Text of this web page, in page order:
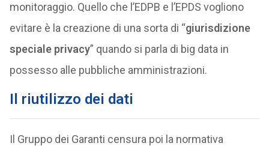
monitoraggio. Quello che l’EDPB e l’EPDS vogliono
evitare è la creazione di una sorta di “giurisdizione
speciale privacy” quando si parla di big data in
possesso alle pubbliche amministrazioni.
Il riutilizzo dei dati
Il Gruppo dei Garanti censura poi la normativa